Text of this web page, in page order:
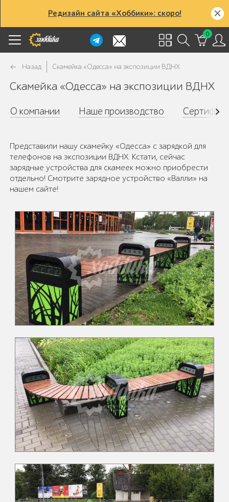
Редизайн сайта «Хоббики»: скоро!
0
Назад Скамейка «Одесса» на экспозиции ВДНХ
Скамейка «Одесса» на экспозиции ВДНХ
О компании Наше производство
Представили нашу скамейку «Одесса» с зарядкой для
телефонов на экспозиции ВДНХ. Кстати, сейчас
зарядные устройства для скамеек можно приобрести
отдельно! Смотрите зарядное устройство «Валли» на
нашем сайте!